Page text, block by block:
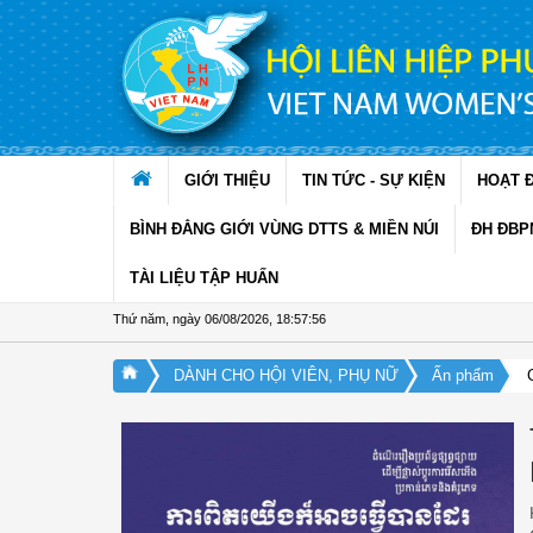
Truy cập nội dung luôn
GIỚI THIỆU TIN TỨC - SỰ KIỆN HOẠT
BÌNH ĐẲNG GIỚI VÙNG DTTS & MIỀN NÚI ĐH
TÀI LIỆU TẬP HUẤN
Thứ năm, ngày 06/08/2026 18:57:57
DÀNH CHO HỘI VIÊN, PHỤ NỮ Ấn phẩm